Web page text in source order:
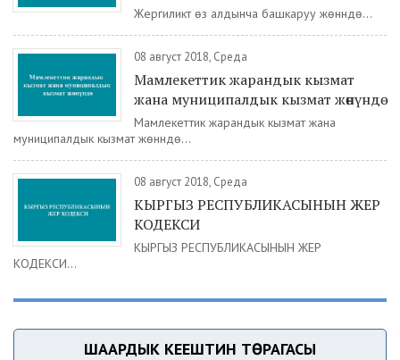
Жергиликтүү өз алдынча башкаруу жөнүндө...
08 август 2018, Среда
Мамлекеттик жарандык кызмат
жана муниципалдык кызмат жөнүндө
Мамлекеттик жарандык кызмат жана
муниципалдык кызмат жөнүндө...
08 август 2018, Среда
КЫРГЫЗ РЕСПУБЛИКАСЫНЫН ЖЕР
КОДЕКСИ
КЫРГЫЗ РЕСПУБЛИКАСЫНЫН ЖЕР
КОДЕКСИ...
ШААРДЫК КЕҢЕШТИН ТӨРАГАСЫ